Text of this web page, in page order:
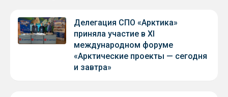
Делегация СПО «Арктика»
приняла участие в XI
международном форуме
«Арктические проекты — сегодня
и завтра»